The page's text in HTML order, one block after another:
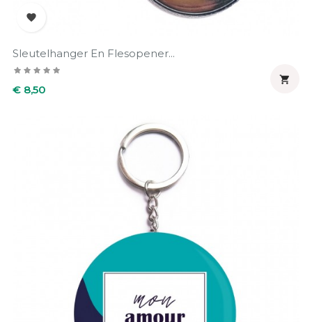

Sleutelhanger En Flesopener...
Prijs
€ 8,50
